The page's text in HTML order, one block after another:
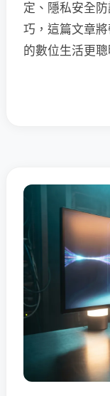
定、隱私安全
巧，這篇文章
的數位生活更聰